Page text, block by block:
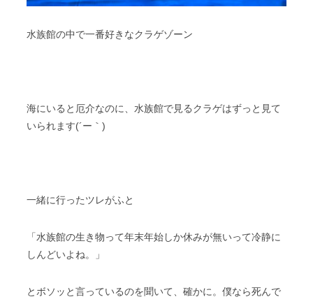
水族館の中で一番好きなクラゲゾーン
海にいると厄介なのに、水族館で見るクラゲはずっと見て
いられます(´ー｀)
一緒に行ったツレがふと
「水族館の生き物って年末年始しか休みが無いって冷静に
しんどいよね。」
とボソッと言っているのを聞いて、確かに。僕なら死んで